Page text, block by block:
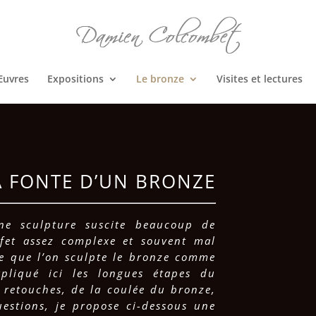
Expositions Le bronze Visites et lectures
FONTE D’UN BRONZE
sculpture suscite beaucoup de
assez complexe et souvent mal
l’on sculpte le bronze comme
ici les longues étapes du
de la coulée du bronze,
je propose ci-dessous une